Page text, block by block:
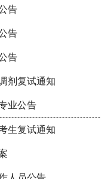
告
告
告
剂复试通知
业公告
生复试通知